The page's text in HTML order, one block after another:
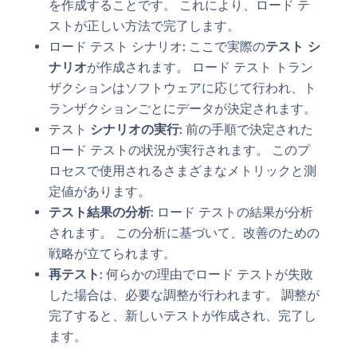
を作成することです。 これにより、ロード テ
ストが正しい方法で完了します。
ロード テスト シナリオ: ここで実際のテスト シ
ナリオが作成されます。 ロード テスト トラン
ザクションはソフトウェアに応じて行われ、ト
ランザクションごとにデータが決定されます。
テスト シナリオの実行: 前の手順で決定された
ロード テストの状況が実行されます。 このプ
ロセスで使用されるさまざまなメトリックと測
定値があります。
テスト結果の分析: ロード テストの結果が分析
されます。 この分析に基づいて、改善のための
戦略が立てられます。
再テスト: 何らかの理由でロード テストが失敗
した場合は、必要な調整が行われます。 調整が
完了すると、新しいテストが作成され、完了し
ます。